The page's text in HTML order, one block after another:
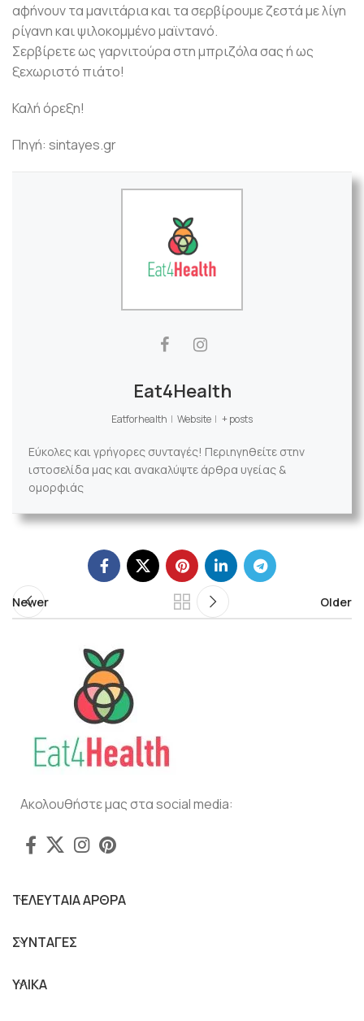
αφήνουν τα μανιτάρια και τα σερβίρουμε ζεστά με λίγη
ρίγανη και ψιλοκομμένο μαϊντανό.
Σερβίρετε ως γαρνιτούρα στη μπριζόλα σας ή ως
ξεχωριστό πιάτο!
Καλή όρεξη!
Πηγή: sintayes.gr
Eat4Health
Eatforhealth | Website | + posts
Εύκολες και γρήγορες συνταγές! Περιηγηθείτε στην
ιστοσελίδα μας και ανακαλύψτε άρθρα υγείας &
ομορφιάς
Newer Older
Ακολουθήστε μας στα social media:
ΤΕΛΕΥΤΑΙΑ ΑΡΘΡΑ
ΣΥΝΤΑΓΕΣ
ΥΛΙΚΑ